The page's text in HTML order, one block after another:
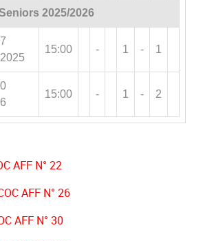
2025/2026
15:00 - 1 - 1
15:00 - 1 - 2
AFF N° 22
AFF N° 26
AFF N° 30